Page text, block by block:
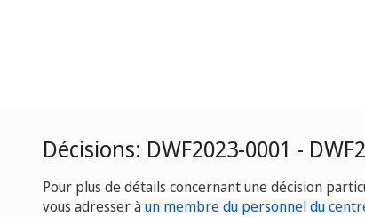
Décisions: DWF2023-0001 -
Pour plus de détails concernant une décision
vous adresser àun membre du personnel du